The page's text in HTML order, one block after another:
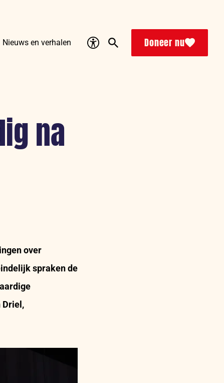
Nieuws en verhalen
Accessibility
Search
Doneer nu
na
over
spraken de
Driel,